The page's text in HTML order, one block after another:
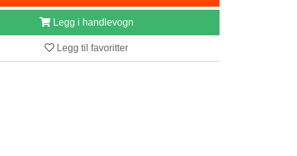
Legg i handlevogn
Legg til favoritter